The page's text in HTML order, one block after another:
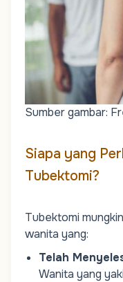
Sumber gambar:
Siapa yang
Tubektomi?
Tubektomi
wanita yang:
Telah
Wanita yang